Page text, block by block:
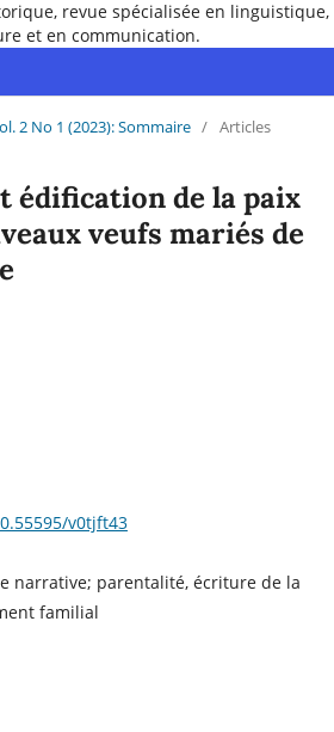
revue spécialisée en linguistique,
et en communication.
2 No 1 (2023): Sommaire / Articles
édification de la paix
veufs mariés de
v0tjft43
narrative; parentalité, écriture de la
familial